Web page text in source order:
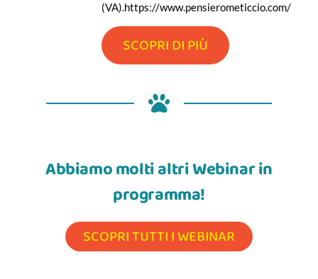
(VA).https://www.pensierometiccio.com/
SCOPRI DI PIÙ
Abbiamo molti altri Webinar in
programma!
SCOPRI TUTTI I WEBINAR